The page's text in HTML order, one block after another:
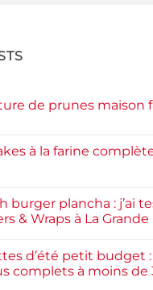
de prunes maison
à la farine
burger plancha : j’ai
& Wraps à La
d’été petit budget :
complets à moins de